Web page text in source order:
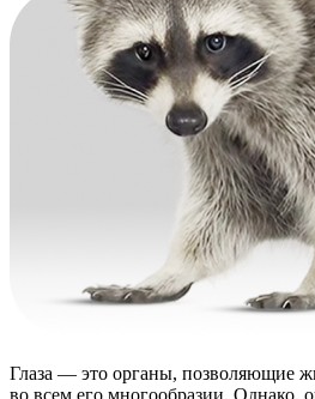
Глаза — это органы, позволяющие
во всем его многообразии. Однако,